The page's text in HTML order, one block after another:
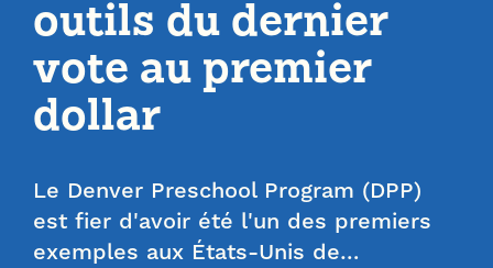
outils du dernier
vote au premier
dollar
Le Denver Preschool Program (DPP)
est fier d'avoir été l'un des premiers
exemples aux États-Unis de…